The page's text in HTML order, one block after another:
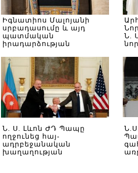
Իգնատիոս Մալոյանի
սրբադասումը և այդ
պատմական
իրադարձության
հասարակությանը.
վերլուծական
Ն.
Ն. Ս. Լևոն ԺԴ Պապը
ողջունեց հայ-
ադրբեջանական
խաղաղության